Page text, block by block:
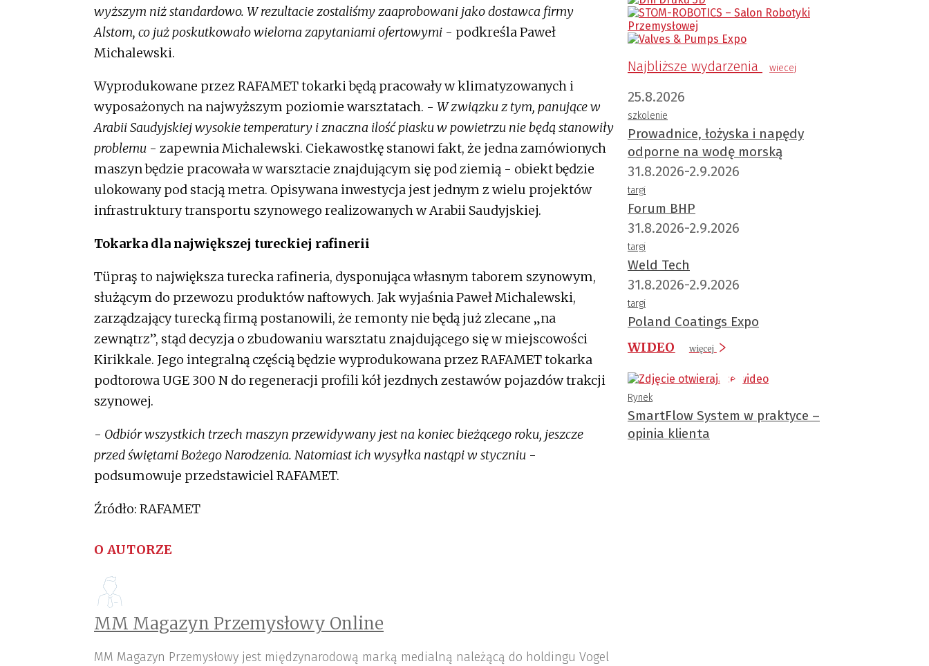
wyższym niż standardowo. W rezultacie zostaliśmy zaaprobowani jako dostawca firmy
Alstom, co już poskutkowało wieloma zapytaniami ofertowymi - podkreśla Paweł
Michalewski.
Wyprodukowane przez RAFAMET tokarki będą pracowały w klimatyzowanych i
wyposażonych na najwyższym poziomie warsztatach. - W związku z tym, panujące w
Arabii Saudyjskiej wysokie temperatury i znaczna ilość piasku w powietrzu nie będą stanowiły
problemu - zapewnia Michalewski. Ciekawostkę stanowi fakt, że jedna zamówionych
maszyn będzie pracowała w warsztacie znajdującym się pod ziemią - obiekt będzie
ulokowany pod stacją metra. Opisywana inwestycja jest jednym z wielu projektów
infrastruktury transportu szynowego realizowanych w Arabii Saudyjskiej.
Tokarka dla największej tureckiej rafinerii
Tüpraş to największa turecka rafineria, dysponująca własnym taborem szynowym,
służącym do przewozu produktów naftowych. Jak wyjaśnia Paweł Michalewski,
zarządzający turecką firmą postanowili, że remonty nie będą już zlecane „na
zewnątrz”, stąd decyzja o zbudowaniu warsztatu znajdującego się w miejscowości
Kirikkale. Jego integralną częścią będzie wyprodukowana przez RAFAMET tokarka
podtorowa UGE 300 N do regeneracji profili kół jezdnych zestawów pojazdów trakcji
szynowej.
- Odbiór wszystkich trzech maszyn przewidywany jest na koniec bieżącego roku, jeszcze
przed świętami Bożego Narodzenia. Natomiast ich wysyłka nastąpi w styczniu -
podsumowuje przedstawiciel RAFAMET.
Źródło: RAFAMET
O AUTORZE
MM Magazyn Przemysłowy Online
MM Magazyn Przemysłowy jest międzynarodową marką medialną należącą do holdingu Vogel
Najbliższe wydarzenia wiecej
25.8.2026
szkolenie
Prowadnice, łożyska i napędy
odporne na wodę morską
31.8.2026-2.9.2026
targi
Forum BHP
31.8.2026-2.9.2026
targi
Weld Tech
31.8.2026-2.9.2026
targi
Poland Coatings Expo
WIDEO
więcej
Rynek
SmartFlow System w praktyce –
opinia klienta